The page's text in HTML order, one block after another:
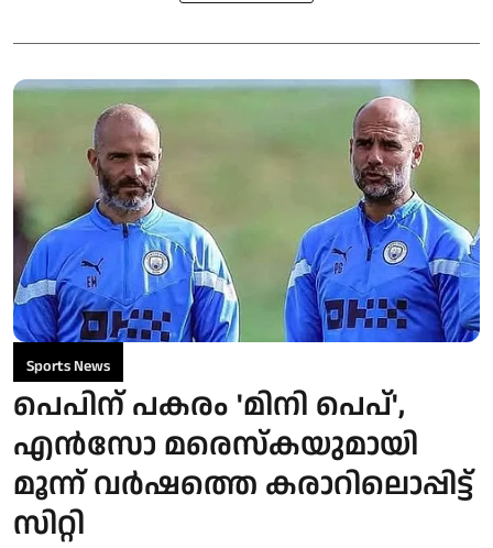
Sports News
പെപിന് പകരം 'മിനി പെപ്',
എൻസോ മരെസ്കയുമായി
മൂന്ന് വർഷത്തെ കരാറിലൊപ്പിട്ട്
സിറ്റി